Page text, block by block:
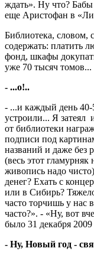
ждать». Ну что?
еще Аристофан в
Библиотека, словом,
содержать: платить
фонд, шкафы
уже 70 тысяч томов...
- ...о!..
- ...и каждый день
устроили... Я
от библиотеки
подписи под
названий и даже без
(весь этот
живопись надо
денег? Ехать с
или в Сибирь?
часто торчишь у нас
часто?». - «Ну, вот
было 31 декабря 2009
- Ну, Новый год -